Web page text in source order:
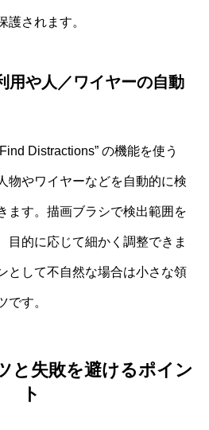
護されます。
用や人／ワイヤーの自動
Distractions” の機能を使う
物やワイヤーなどを自動的に検
ます。描画ブラシで検出範囲を
目的に応じて細かく調整できま
として不自然な場合は小さな領
です。
と失敗を避けるポイン
ト